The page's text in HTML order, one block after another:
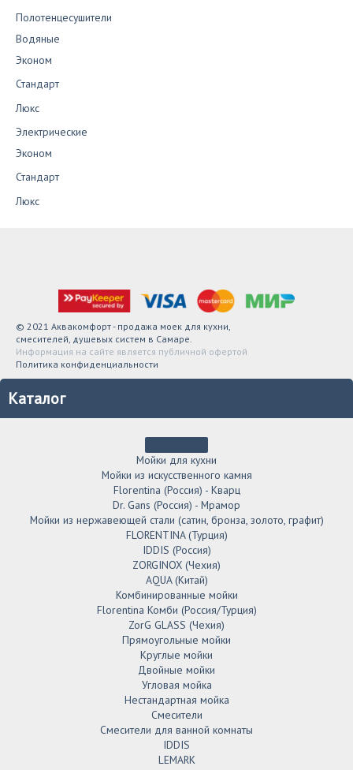
Полотенцесушители
Водяные
Эконом
Стандарт
Люкс
Электрические
Эконом
Стандарт
Люкс
© 2021 Аквакомфорт - продажа моек для кухни,
смесителей, душевых систем в Самаре.
Информация на сайте является публичной офертой
Политика конфиденциальности
Каталог
Мойки для кухни
Мойки из искусственного камня
Florentina (Россия) - Кварц
Dr. Gans (Россия) - Мрамор
Мойки из нержавеющей стали (сатин, бронза, золото, графит)
FLORENTINA (Турция)
IDDIS (Россия)
ZORGINOX (Чехия)
AQUA (Китай)
Комбинированные мойки
Florentina Комби (Россия/Турция)
ZorG GLASS (Чехия)
Прямоугольные мойки
Круглые мойки
Двойные мойки
Угловая мойка
Нестандартная мойка
Смесители
Смесители для ванной комнаты
IDDIS
LEMARK